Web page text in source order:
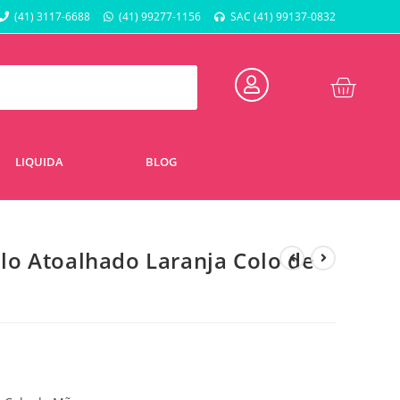
(41) 3117-6688 (41) 99277-1156 SAC (41) 99137-0832
LIQUIDA BLOG
Atoalhado Laranja Colo de